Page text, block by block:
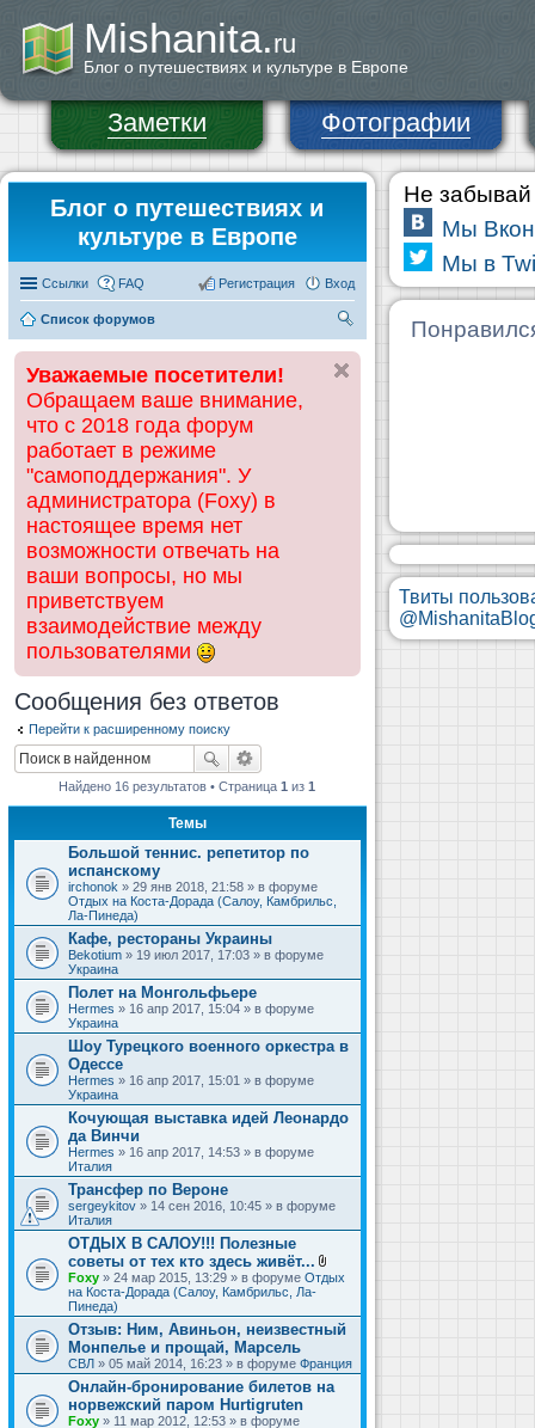
Mishanita.ru
Блог о путешествиях и культуре в Европе
Заметки Фотографии
Блог о путешествиях и
культуре в Европе
Ссылки FAQ Вход
Регистрация
Список форумов
ск
Уважаемые посетители!
Обращаем ваше внимание,
что с 2018 года форум
работает в режиме
"самоподдержания". У
администратора (Foxy) в
настоящее время нет
возможности отвечать на
ваши вопросы, но мы
приветствуем
взаимодействие между
пользователями
Сообщения без ответов
Перейти к расширенному поиску
Найдено 16 результатов • Страница1 из1
Темы
Большой теннис. репетитор по
испанскому
irchonok » 29 янв 2018, 21:58 » в форуме
Отдых на Коста-Дорада (Салоу, Камбрильс,
Ла-Пинеда)
Кафе, рестораны Украины
Bekotium » 19 июл 2017, 17:03 » в форуме
Украина
Полет на Монгольфьере
Hermes » 16 апр 2017, 15:04 » в форуме
Украина
Шоу Турецкого военного оркестра в
Одессе
Hermes » 16 апр 2017, 15:01 » в форуме
Украина
Кочующая выставка идей Леонардо
да Винчи
Hermes » 16 апр 2017, 14:53 » в форуме
Италия
Трансфер по Вероне
sergeykitov » 14 сен 2016, 10:45 » в форуме
Италия
ОТДЫХ В САЛОУ!!! Полезные
советы от тех кто здесь живёт...
В
л
ж
е
и
я
Foxy » 24 мар 2015, 13:29 » в форуме Отдых
на Коста-Дорада (Салоу, Камбрильс, Ла-
Пинеда)
Отзыв: Ним, Авиньон, неизвестный
Монпелье и прощай, Марсель
СВЛ » 05 май 2014, 16:23 » в форуме Франция
Онлайн-бронирование билетов на
норвежский паром Hurtigruten
Foxy » 11 мар 2012, 12:53 » в форуме
Не забывай
Мы
Мы в
Твиты